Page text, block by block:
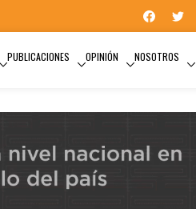
PUBLICACIONES OPINIÓN NOSOTROS